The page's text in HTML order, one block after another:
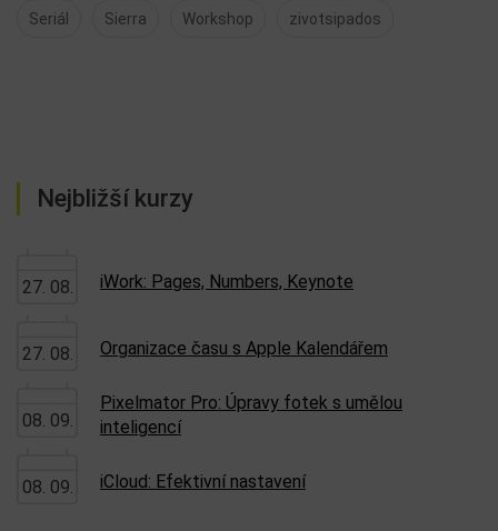
Seriál Sierra Workshop zivotsipados
Nejbližší kurzy
27. 08. iWork: Pages, Numbers, Keynote
27. 08. Organizace času s Apple Kalendářem
08. 09.
Pixelmator Pro: Úpravy fotek s umělou
inteligencí
08. 09. iCloud: Efektivní nastavení